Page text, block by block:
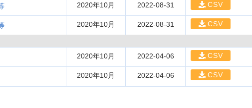
2020年10月 2022-08-31 CSV
2020年10月 2022-08-31 CSV
2020年10月 2022-04-06 CSV
2020年10月 2022-04-06 CSV